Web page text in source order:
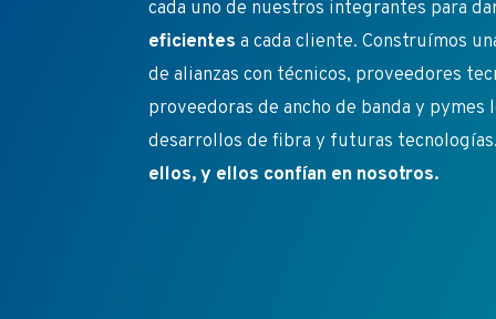
cada uno de nuestros integrantes para
eficientes a cada cliente. Construímos
de alianzas con técnicos, proveedores
proveedoras de ancho de banda y pymes
desarrollos de fibra y futuras
ellos, y ellos confían en nosotros.